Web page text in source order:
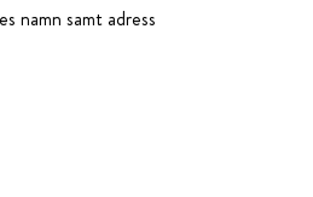
namn samt adress